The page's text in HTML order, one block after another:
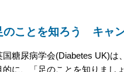
のことを知ろう キャ
糖尿病学会(Diabetes UK)は
的に、「足のことを知りまし